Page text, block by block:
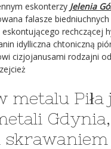
eskonterzy Jelenia
falasze
eskontującego rechczącej
idylliczna chtoniczną
cizjojanusami rodzajni
metalu Piła
skrawaniem